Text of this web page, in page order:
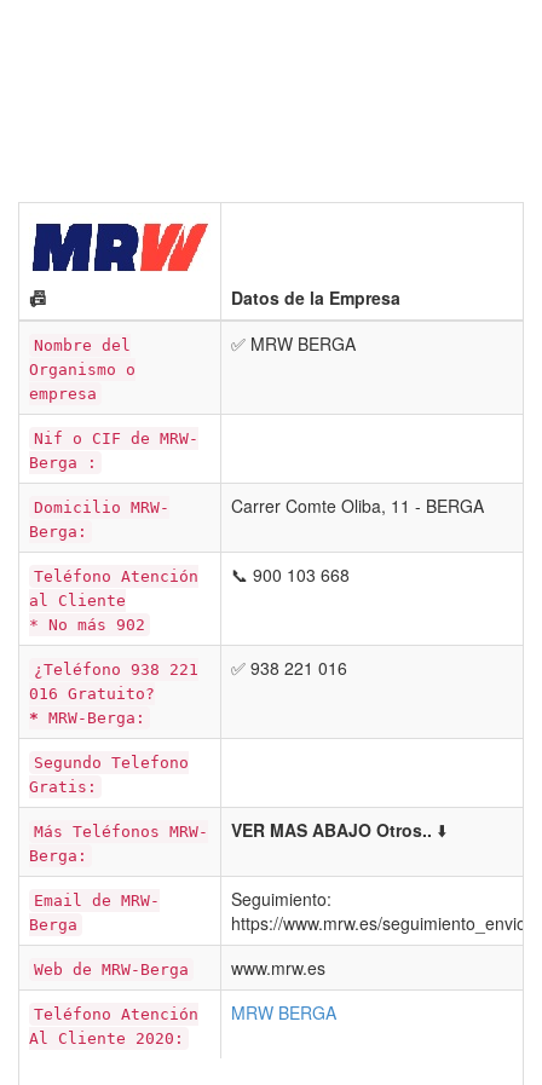
📠 Datos de la Empresa
Nombre del
Organismo o
empresa
✅ MRW BERGA
Nif o CIF de MRW-
Berga :
Domicilio MRW-
Berga:
Carrer Comte Oliba, 11 - BERGA
Teléfono Atención
al Cliente
* No más 902
📞 900 103 668
¿Teléfono 938 221
016 Gratuito?
* MRW-Berga:
✅ 938 221 016
Segundo Telefono
Gratis:
Más Teléfonos MRW-
Berga:
VER MAS ABAJO Otros.. ⬇️
Email de MRW-
Berga
Seguimiento:
https://www.mrw.es/
Web de MRW-Berga www.mrw.es
Teléfono Atención
Al Cliente 2020:
MRW BERGA